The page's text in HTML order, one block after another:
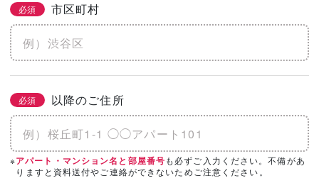
必須 市区町村
必須 以降のご住所
※アパート・マンション名と部屋番号も必ずご入力ください。不備があ
りますと資料送付やご連絡ができないためご注意ください。